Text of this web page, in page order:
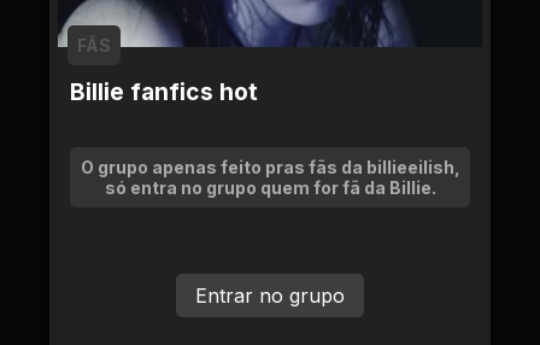
Billie fanfics hot
FÃS
O grupo apenas feito pras fãs da billieeilish,
só entra no grupo quem for fã da Billie.
Entrar no grupo